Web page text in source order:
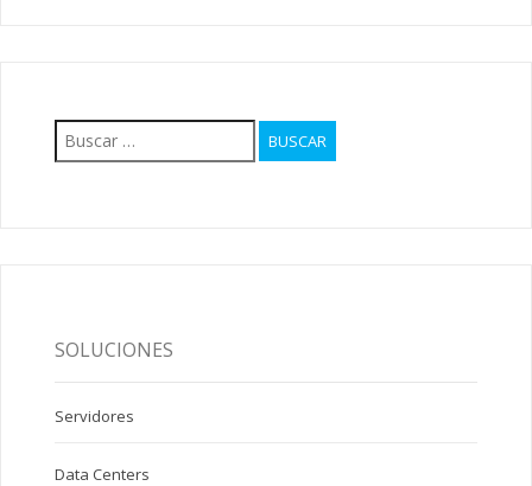
SOLUCIONES
Servidores
Data Centers